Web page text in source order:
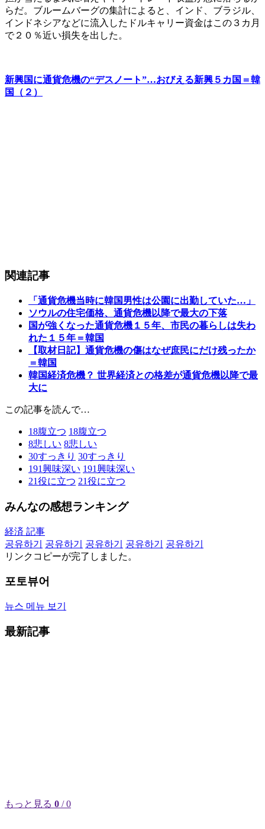
らだ。ブルームバーグの集計によると、インド、ブラジル、
インドネシアなどに流入したドルキャリー資金はこの３カ月
で２０％近い損失を出した。
新興国に通貨危機の“デスノート”…おびえる新興５カ国＝韓
国（２）
関連記事
「通貨危機当時に韓国男性は公園に出勤していた…」
ソウルの住宅価格、通貨危機以降で最大の下落
国が強くなった通貨危機１５年、市民の暮らしは失わ
れた１５年＝韓国
【取材日記】通貨危機の傷はなぜ庶民にだけ残ったか
＝韓国
韓国経済危機？ 世界経済との格差が通貨危機以降で最
大に
この記事を読んで…
18腹立つ 18腹立つ
8悲しい 8悲しい
30すっきり 30すっきり
191興味深い 191興味深い
21役に立つ 21役に立つ
みんなの感想ランキング
経済 記事
공유하기
공유하기 공유하기 공유하기
공유하기
リンクコピーが完了しました。
포토뷰어
뉴스 메뉴 보기
最新記事
もっと見る 0 / 0